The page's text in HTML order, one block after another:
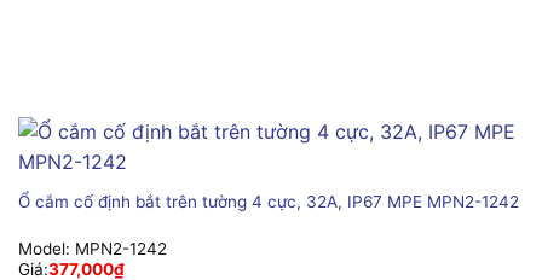
Ổ cắm cố định bắt trên tường 4 cực, 32A, IP67 MPE MPN2-1242
Model: MPN2-1242
Giá:377,000₫